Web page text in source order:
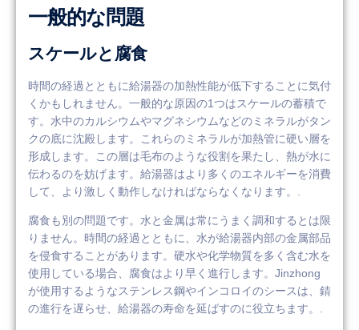
一般的な問題
スケールと腐食
時間の経過とともに給湯器の加熱性能が低下することに気付
くかもしれません。一般的な原因の1つはスケールの蓄積で
す。水中のカルシウムやマグネシウムなどのミネラルがタン
クの底に沈殿します。これらのミネラルが加熱管に硬い層を
形成します。この層は毛布のような役割を果たし、熱が水に
伝わるのを妨げます。給湯器はより多くのエネルギーを消費
して、より激しく動作しなければならなくなります。.
腐食も別の問題です。水と金属は常にうまく調和するとは限
りません。時間の経過とともに、水が給湯器内部の金属部品
を侵食することがあります。硬水や化学物質を多く含む水を
使用している場合、腐食はより早く進行します。Jinzhong
が使用するようなステンレス鋼やインコロイのシースは、錆
の進行を遅らせ、給湯器の寿命を延ばすのに役立ちます。.